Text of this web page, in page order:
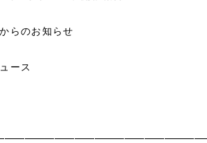
らのお知らせ
ース